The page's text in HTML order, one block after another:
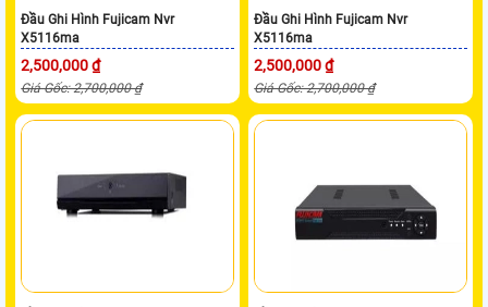
Đầu Ghi Hình Fujicam Nvr
X5116ma
2,500,000 ₫
Giá Gốc: 2,700,000 ₫
Đầu Ghi Hình Fujicam Nvr
X5116ma
2,500,000 ₫
Giá Gốc: 2,700,000 ₫